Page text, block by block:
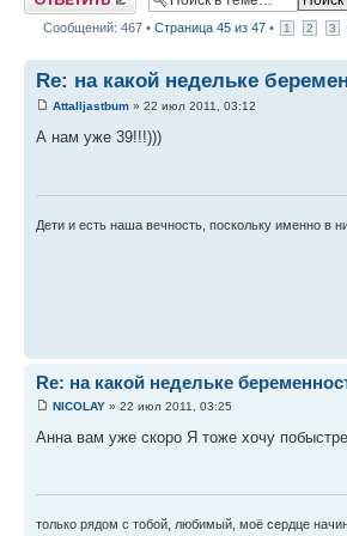
Сообщений: 467 • Страница 45 из 47 • 1 2 3
Re: на какой недельке
Attalljastbum » 22 июл 2011, 03:12
А нам уже 39!!!)))
Дети и есть наша вечность, поскольку именно в
Re: на какой недельке
NICOLAY » 22 июл 2011, 03:25
Анна вам уже скоро Я тоже хочу
только рядом с тобой, любимый, моё сердце